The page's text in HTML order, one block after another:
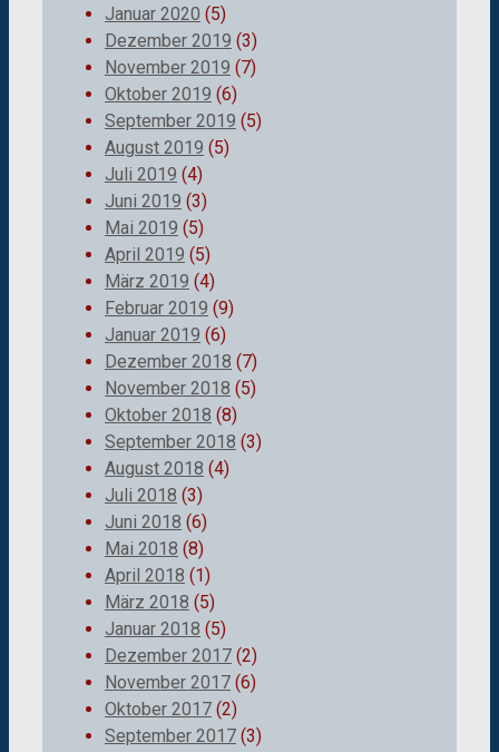
Januar 2020 (5)
Dezember 2019 (3)
November 2019 (7)
Oktober 2019 (6)
September 2019 (5)
August 2019 (5)
Juli 2019 (4)
Juni 2019 (3)
Mai 2019 (5)
April 2019 (5)
März 2019 (4)
Februar 2019 (9)
Januar 2019 (6)
Dezember 2018 (7)
November 2018 (5)
Oktober 2018 (8)
September 2018 (3)
August 2018 (4)
Juli 2018 (3)
Juni 2018 (6)
Mai 2018 (8)
April 2018 (1)
März 2018 (5)
Januar 2018 (5)
Dezember 2017 (2)
November 2017 (6)
Oktober 2017 (2)
September 2017 (3)